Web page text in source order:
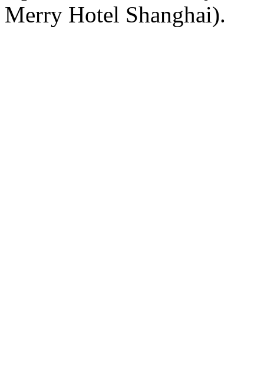
Merry Hotel Shanghai).